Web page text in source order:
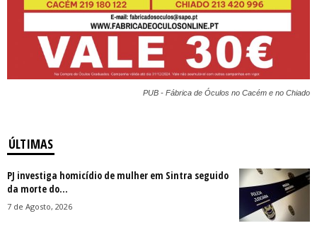
PUB - Fábrica de Óculos no Cacém e no Chiado
ÚLTIMAS
PJ investiga homicídio de mulher em Sintra seguido
da morte do...
7 de Agosto, 2026